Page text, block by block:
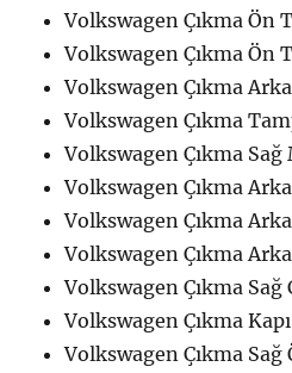
Volkswagen Çıkma Ön
Volkswagen Çıkma Ön
Volkswagen Çıkma
Volkswagen Çıkma
Volkswagen Çıkma
Volkswagen Çıkma
Volkswagen Çıkma
Volkswagen Çıkma
Volkswagen Çıkma Sağ
Volkswagen Çıkma
Volkswagen Çıkma Sağ